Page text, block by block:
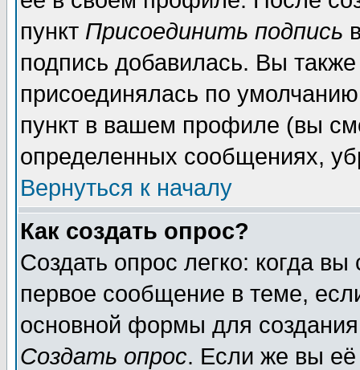
пункт Присоединить подпись
подпись добавилась. Вы
присоединялась по
пункт в вашем профиле (вы
определенных сообщениях,
Вернуться к началу
Как создать опрос?
Создать опрос легко: когда
первое сообщение в теме,
основной формы для
Создать опрос. Если же вы её